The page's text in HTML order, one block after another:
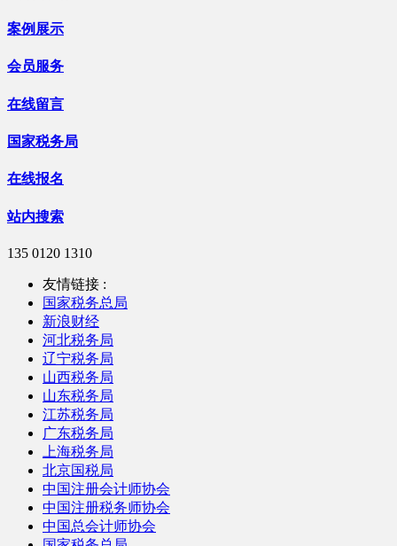
案例展示
会员服务
在线留言
国家税务局
在线报名
站内搜索
135 0120 1310
友情链接 :
国家税务总局
新浪财经
河北税务局
辽宁税务局
山西税务局
山东税务局
江苏税务局
广东税务局
上海税务局
北京国税局
中国注册会计师协会
中国注册税务师协会
中国总会计师协会